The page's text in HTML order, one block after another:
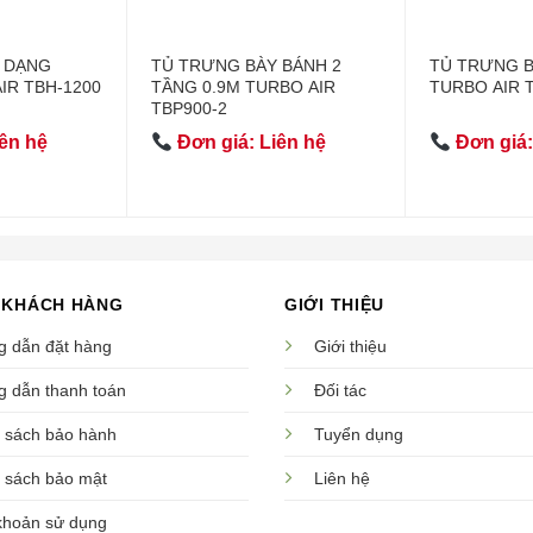
TBH-1200
hệ
TỦ TRƯNG BÀY BÁNH 2
TẦNG 0.9M TURBO AIR
TBP900-2
Đơn giá: Liên hệ
TỦ TRƯNG
TURBO AIR
Đơn
HÀNG
dẫn đặt hàng
dẫn thanh toán
bảo hành
bảo mật
sử dụng
GIỚI THIỆU
Giới thiệu
Đối tác
Tuyển dụng
Liên hệ